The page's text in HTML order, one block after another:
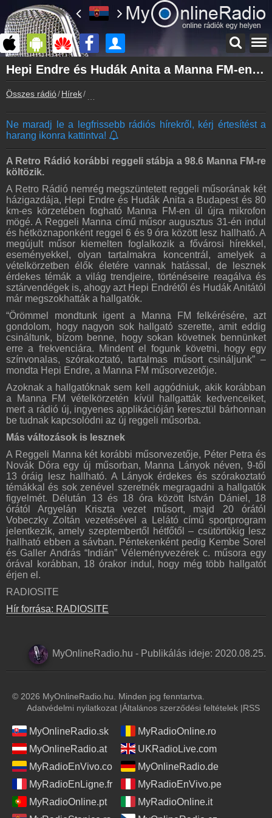
Főoldal
myonlineradio.hu
Bejelentkezés
Kapcsolat
Írj nekünk!
Partnerek
Rádiós partnerek
Rádió beágyazás
Ágyazd be weboldaladba
Online rádió készítés
Készítés lépésről lépésre
Hepi Endre és Hudák Anita a Manna FM-en folytatja
Összes rádió Hírek
Ne maradj le a legfrissebb rádiós hírekről, kérj értesítést a
harang ikonra kattintva!
A Retro Rádió korábbi reggeli stábja a 98.6 Manna FM-re
költözik.
A Retro Rádió nemrég megszüntetett reggeli műsorának két
házigazdája, Hepi Endre és Hudák Anita a Budapest és 80
km-es körzetében fogható Manna FM-en ül újra mikrofon
mögé. A Reggeli Manna című műsor augusztus 31-én indul
és hétköznaponként reggel 6 és 9 óra között lesz hallható. A
megújult műsor kiemelten foglalkozik a fővárosi hírekkel,
eseményekkel, olyan tartalmakra koncentrál, amelyek a
vételkörzetben élők életére vannak hatással, de lesznek
érdekes témák a világ trendjeire, történéseire reagálva és
sztárvendégek is, ahogy azt Hepi Endrétől és Hudák Anitától
már megszokhatták a hallgatók.
“Örömmel mondtunk igent a Manna FM felkérésére, azt
gondolom, hogy nagyon sok hallgató szerette, amit eddig
csináltunk, bízom benne, hogy sokan követnek bennünket
erre a frekvenciára. Mindent el fogunk követni, hogy egy
színvonalas, szórakoztató, tartalmas műsort csináljunk” –
mondta Hepi Endre, a Manna FM műsorvezetője.
Azoknak a hallgatóknak sem kell aggódniuk, akik korábban
a Manna FM vételkörzetén kívül hallgatták kedvenceiket,
mert a rádió új, ingyenes applikációján keresztül bárhonnan
be tudnak kapcsolódni az új reggeli műsorba.
Más változások is lesznek
A Reggeli Manna két korábbi műsorvezetője, Péter Petra és
Novák Dóra egy új műsorban, Manna Lányok néven, 9-től
13 óráig lesz hallható. A Lányok érdekes és szórakoztató
témákkal és sok zenével szeretnék megragadni a hallgatók
figyelmét. Délután 13 és 18 óra között István Dániel, 18
órától Argyelán Kriszta vezet műsort, majd 20 órától
Vobeczky Zoltán vezetésével a Lelátó című sportprogram
jelentkezik, amely szeptembertől hétfőtől – csütörtökig lesz
hallható ebben a sávban. Péntekenként pedig Kembe Sorel
és Galler András “Indián” Véleményvezérek c. műsora egy
órával korábban, 18 órakor indul, hogy még több hallgatót
érjen el.
RADIOSITE
Hír forrása: RADIOSITE
MyOnlineRadio.hu - Publikálás ideje: 2020.08.25.
© 2026 MyOnlineRadio.hu. Minden jog fenntartva.
Adatvédelmi nyilatkozat |Általános szerződési feltételek |RSS
MyOnlineRadio.sk
MyRadioOnline.ro
MyOnlineRadio.at
UKRadioLive.com
MyRadioEnVivo.co
MyOnlineRadio.de
MyRadioEnLigne.fr
MyRadioEnVivo.pe
MyRadioOnline.pt
MyRadioOnline.it